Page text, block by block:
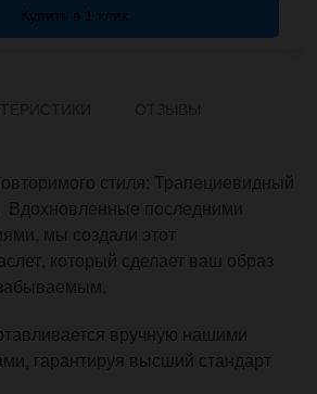
Купить в 1 клик
стиля: Трапециевидный
Вдохновленные последними
мы создали этот
который сделает ваш образ
вручную нашими
гарантируя высший стандарт